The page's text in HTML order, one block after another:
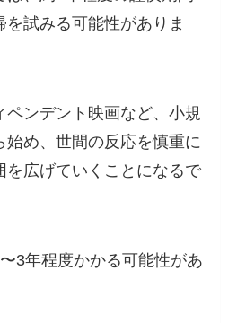
試みる可能性がありま
ンデント映画など、小規
め、世間の反応を慎重に
を広げていくことになるで
3年程度かかる可能性があ